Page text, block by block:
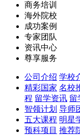
商务培训
海外院校
成功案例
专家团队
资讯中心
尊享服务
公司介绍 学校
精彩国家 名校
程 留学资讯 留
智领计划 导师
五大课程 明星
预科项目 推荐